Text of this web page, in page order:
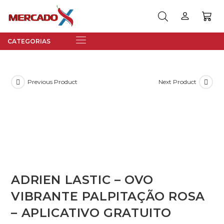
Previous Product Next Product
ADRIEN LASTIC – OVO
VIBRANTE PALPITAÇÃO ROSA
– APLICATIVO GRATUITO